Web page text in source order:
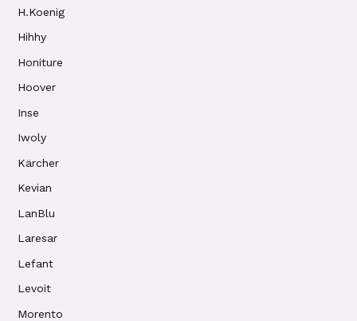
H.Koenig
Hihhy
Honiture
Hoover
Inse
Iwoly
Kärcher
Kevian
LanBlu
Laresar
Lefant
Levoit
Morento